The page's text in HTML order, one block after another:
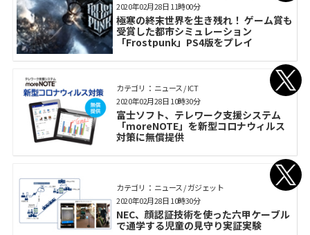
極寒の終末世界を生き残れ！ ゲーム賞も
受賞した都市シミュレーション
「Frostpunk」PS4版をプレイ
2020年02月28日 11時00分
カテゴリ： ニュース / ICT
富士ソフト、テレワーク支援システム
「moreNOTE」を新型コロナウィルス
対策に無償提供
2020年02月28日 10時30分
カテゴリ： ニュース / ガジェット
NEC、顔認証技術を使った六甲ケーブル
で通学する児童の見守り実証実験
2020年02月28日 10時30分